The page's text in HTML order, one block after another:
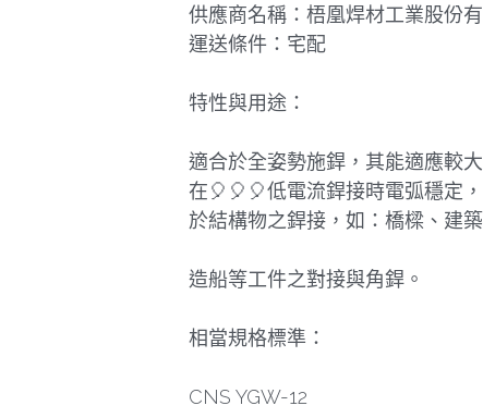
供應商名稱：梧凰焊材工業股份
運送條件：宅配
特性與用途：
適合於全姿勢施銲，其能適應較
在🎈🎈🎈低電流銲接時電弧穩定
於結構物之銲接，如：橋樑、建築
造船等工件之對接與角銲。
相當規格標準：
CNS YGW-12